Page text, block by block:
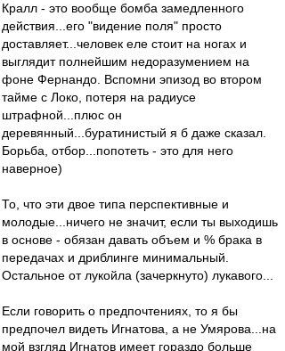
Кралл - это вообще бомба замедленного
действия...его "видение поля" просто
доставляет...человек еле стоит на ногах и
выглядит полнейшим недоразумением на
фоне Фернандо. Вспомни эпизод во втором
тайме с Локо, потеря на радиусе
штрафной...плюс он
деревянный...буратинистый я б даже сказал.
Борьба, отбор...попотеть - это для него
наверное)
То, что эти двое типа перспективные и
молодые...ничего не значит, если ты выходишь
в основе - обязан давать объем и % брака в
передачах и дриблинге минимальный.
Остальное от лукойла (зачеркнуто) лукавого...
Если говорить о предпочтениях, то я бы
предпочел видеть Игнатова, а не Умярова...на
мой взгляд Игнатов имеет гораздо больше